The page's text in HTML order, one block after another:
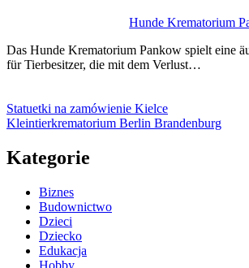
Hunde Krematorium
Das Hunde Krematorium Pankow spielt eine
für Tierbesitzer, die mit dem Verlust…
Statuetki na zamówienie Kielce
Kleintierkrematorium Berlin Brandenburg
Kategorie
Biznes
Budownictwo
Dzieci
Dziecko
Edukacja
Hobby